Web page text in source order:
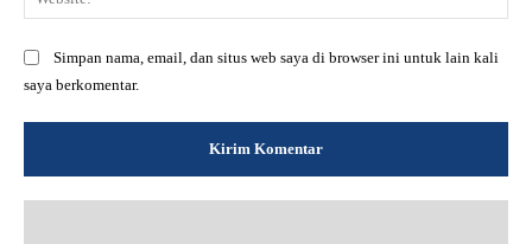
Simpan nama, email, dan situs web saya di browser ini untuk lain kali
saya berkomentar.